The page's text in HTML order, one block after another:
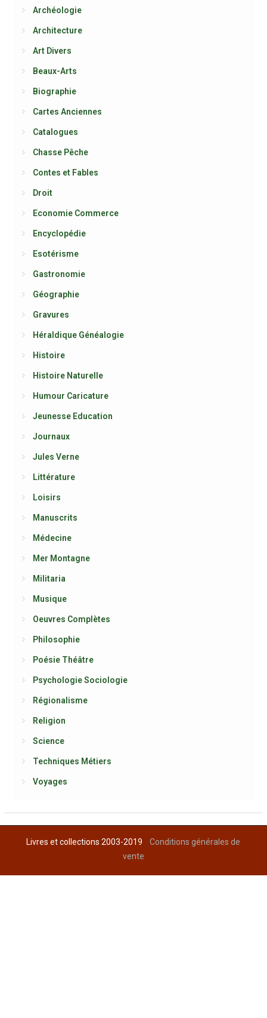
Archéologie
Architecture
Art Divers
Beaux-Arts
Biographie
Cartes Anciennes
Catalogues
Chasse Pêche
Contes et Fables
Droit
Economie Commerce
Encyclopédie
Esotérisme
Gastronomie
Géographie
Gravures
Héraldique Généalogie
Histoire
Histoire Naturelle
Humour Caricature
Jeunesse Education
Journaux
Jules Verne
Littérature
Loisirs
Manuscrits
Médecine
Mer Montagne
Militaria
Musique
Oeuvres Complètes
Philosophie
Poésie Théâtre
Psychologie Sociologie
Régionalisme
Religion
Science
Techniques Métiers
Voyages
Livres et collections 2003-2019Conditions générales de
vente